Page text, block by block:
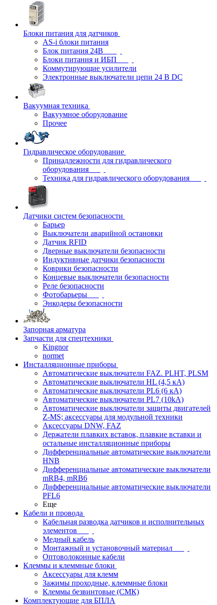
Блоки питания для датчиков
AS-i блоки питания
Блок питания 24В
Блоки питания и ИБП
Коммутирующие усилители
Электронные выключатели цепи 24 В DC
Вакуумная техника
Вакуумное оборудование
Прочее
Гидравлическое оборудование
Принадлежности для гидравлического
оборудования
Техника для гидравлического оборудования
Датчики систем безопасности
Барьер
Выключатели аварийной остановки
Датчик RFID
Дверные выключатели безопасности
Индуктивные датчики безопасности
Коврики безопасности
Концевые выключатели безопасности
Реле безопасности
Фотобарьеры
Энкодеры безопасности
Запорная арматура
Запчасти для спецтехники
Kingnor
normet
Инсталляционные приборы
Автоматические выключатели FAZ. PLHT, PLSM
Автоматические выключатели HL (4,5 кА)
Автоматические выключатели PL6 (6 кА)
Автоматические выключатели PL7 (10kA)
Автоматические выключатели защиты двигателей
Z-MS; аксессуары для модульной техники
Аксессуары DNW, FAZ
Держатели плавких вставок, плавкие вставки и
остальные инсталляционные приборы
Дифференциальные автоматические выключатели
HNB
Дифференциальные автоматические выключатели
mRB4, mRB6
Дифференциальные автоматические выключатели
PFL6
Еще
Кабели и провода
Кабельная разводка датчиков и исполнительных
элементов
Медный кабель
Монтажный и установочный материал
Оптоволоконные кабели
Клеммы и клеммные блоки
Аксессуары для клемм
Зажимы проходные, клеммные блоки
Клеммы безвинтовые (СМК)
Комплектующие для БПЛА